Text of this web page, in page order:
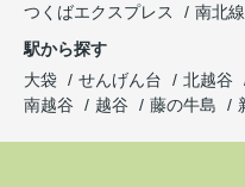
つくばエクスプレス
南北線
駅から探す
大袋
せんげん台 北越谷
南越谷
越谷 藤の牛島